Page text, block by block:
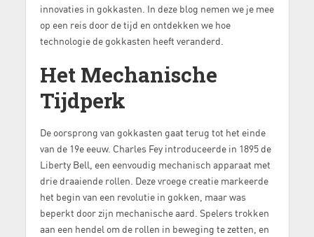
innovaties in gokkasten. In deze blog nemen we je mee
op een reis door de tijd en ontdekken we hoe
technologie de gokkasten heeft veranderd.
Het Mechanische
Tijdperk
De oorsprong van gokkasten gaat terug tot het einde
van de 19e eeuw. Charles Fey introduceerde in 1895 de
Liberty Bell, een eenvoudig mechanisch apparaat met
drie draaiende rollen. Deze vroege creatie markeerde
het begin van een revolutie in gokken, maar was
beperkt door zijn mechanische aard. Spelers trokken
aan een hendel om de rollen in beweging te zetten, en